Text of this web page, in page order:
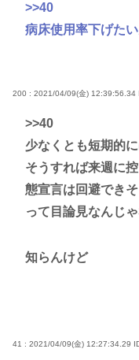
>>40
病床使用率下げた
200 : 2021/04/09(金) 12:39:56.34
>>40
少なくとも短期的
そうすれば来週に
態宣言は回避できそ
って目論見なんじ
知らんけど
41 : 2021/04/09(金) 12:27:34.29